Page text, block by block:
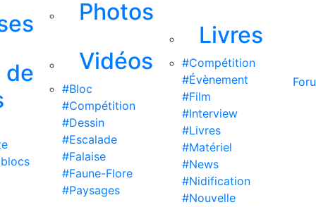
de
Photos
Vidéos
#Bloc
#Compétition
#Dessin
#Escalade
#Falaise
#Faune-Flore
#Paysages
Livres
#Compétition
#Évènement
#Film
#Interview
#Livres
#Matériel
#News
#Nidification
#Nouvelle